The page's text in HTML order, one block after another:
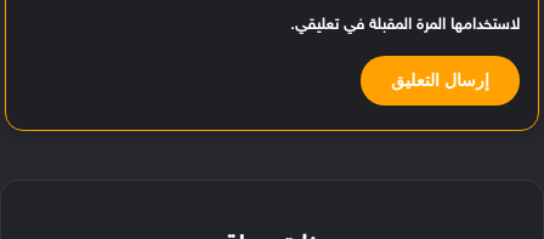
لاستخدامها المرة المقبلة في تعليقي.